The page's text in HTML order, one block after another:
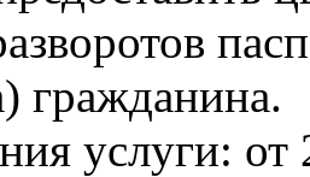
гражданина.
услуги: от